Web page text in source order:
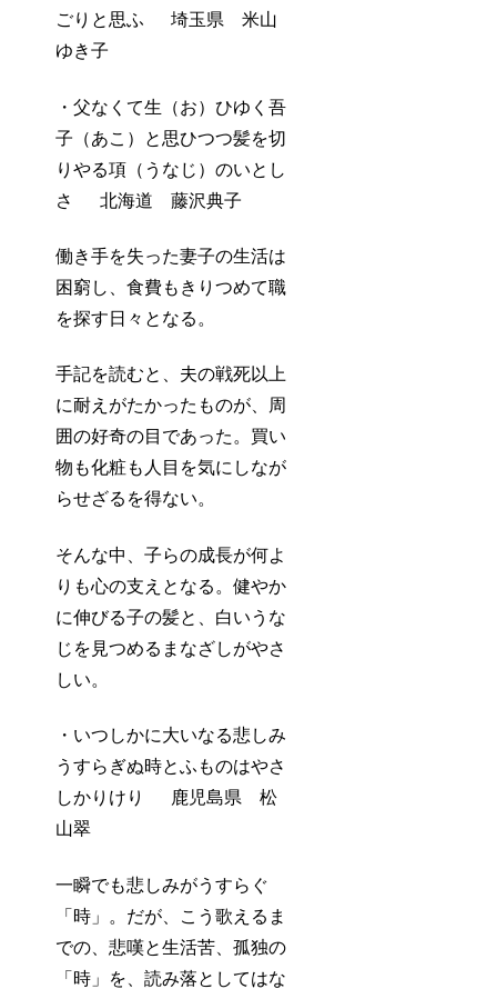
ごりと思ふ 埼玉県 米山
ゆき子
・父なくて生（お）ひゆく吾
子（あこ）と思ひつつ髪を切
りやる項（うなじ）のいとし
さ 北海道 藤沢典子
働き手を失った妻子の生活は
困窮し、食費もきりつめて職
を探す日々となる。
手記を読むと、夫の戦死以上
に耐えがたかったものが、周
囲の好奇の目であった。買い
物も化粧も人目を気にしなが
らせざるを得ない。
そんな中、子らの成長が何よ
りも心の支えとなる。健やか
に伸びる子の髪と、白いうな
じを見つめるまなざしがやさ
しい。
・いつしかに大いなる悲しみ
うすらぎぬ時とふものはやさ
しかりけり 鹿児島県 松
山翠
一瞬でも悲しみがうすらぐ
「時」。だが、こう歌えるま
での、悲嘆と生活苦、孤独の
「時」を、読み落としてはな